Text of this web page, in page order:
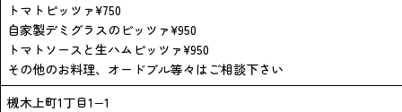
トマトピッツァ¥750
自家製デミグラスのピッツァ¥950
トマトソースと生ハムピッツァ¥950
その他のお料理、オードブル等々はご相談下さい
槻木上町1丁目1−1